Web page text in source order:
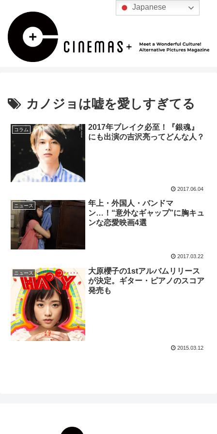
カノジョは嘘を愛しすぎてる
コラム
2017年ブレイク必至！『銀魂』
にも出演の吉沢亮ってどんな人？
2017.06.04
ニュース
年上・外国人・バンドマ
ン…！“意外なギャップ”に胸キュ
ンな恋愛映画4選
2017.03.22
ニュース
大原櫻子の1stアルバムリリース
が決定。ギター・ピアノのスコア
発売も
2015.03.12
Japanese